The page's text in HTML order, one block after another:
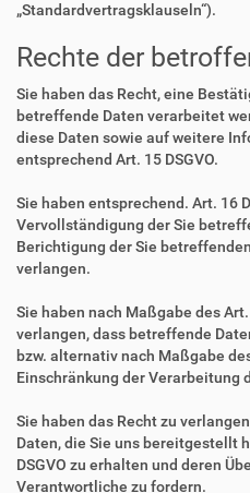
„Standardvertragsklauseln“).
Rechte der
Sie haben das Recht, eine
betreffende Daten verarbeitet
diese Daten sowie auf weitere
entsprechend Art. 15 DSGVO.
Sie haben entsprechend. Art. 16
Vervollständigung der Sie
Berichtigung der Sie
verlangen.
Sie haben nach Maßgabe des Art.
verlangen, dass betreffende
bzw. alternativ nach Maßgabe
Einschränkung der Verarbeitung
Sie haben das Recht zu
Daten, die Sie uns bereitgestellt
DSGVO zu erhalten und deren
Verantwortliche zu fordern.